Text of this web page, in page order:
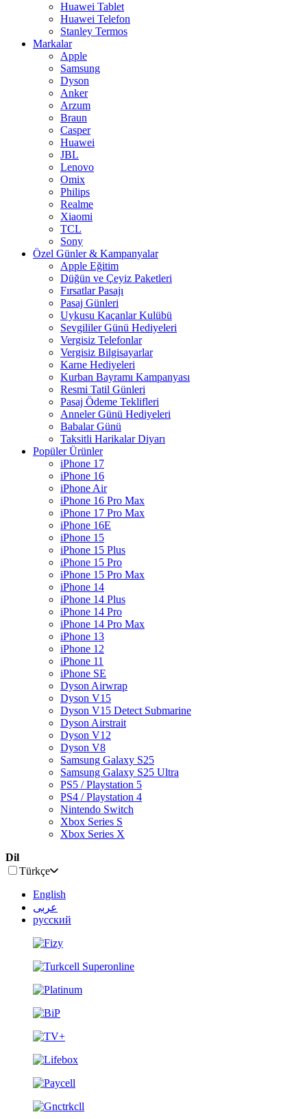
Huawei Tablet
Huawei Telefon
Stanley Termos
Markalar
Apple
Samsung
Dyson
Anker
Arzum
Braun
Casper
Huawei
JBL
Lenovo
Omix
Philips
Realme
Xiaomi
TCL
Sony
Özel Günler & Kampanyalar
Apple Eğitim
Düğün ve Çeyiz Paketleri
Fırsatlar Pasajı
Pasaj Günleri
Uykusu Kaçanlar Kulübü
Sevgililer Günü Hediyeleri
Vergisiz Telefonlar
Vergisiz Bilgisayarlar
Karne Hediyeleri
Kurban Bayramı Kampanyası
Resmi Tatil Günleri
Pasaj Ödeme Teklifleri
Anneler Günü Hediyeleri
Babalar Günü
Taksitli Harikalar Diyarı
Popüler Ürünler
iPhone 17
iPhone 16
iPhone Air
iPhone 16 Pro Max
iPhone 17 Pro Max
iPhone 16E
iPhone 15
iPhone 15 Plus
iPhone 15 Pro
iPhone 15 Pro Max
iPhone 14
iPhone 14 Plus
iPhone 14 Pro
iPhone 14 Pro Max
iPhone 13
iPhone 12
iPhone 11
iPhone SE
Dyson Airwrap
Dyson V15
Dyson V15 Detect Submarine
Dyson Airstrait
Dyson V12
Dyson V8
Samsung Galaxy S25
Samsung Galaxy S25 Ultra
PS5 / Playstation 5
PS4 / Playstation 4
Nintendo Switch
Xbox Series S
Xbox Series X
Dil
Türkçe
English
عربى
русский